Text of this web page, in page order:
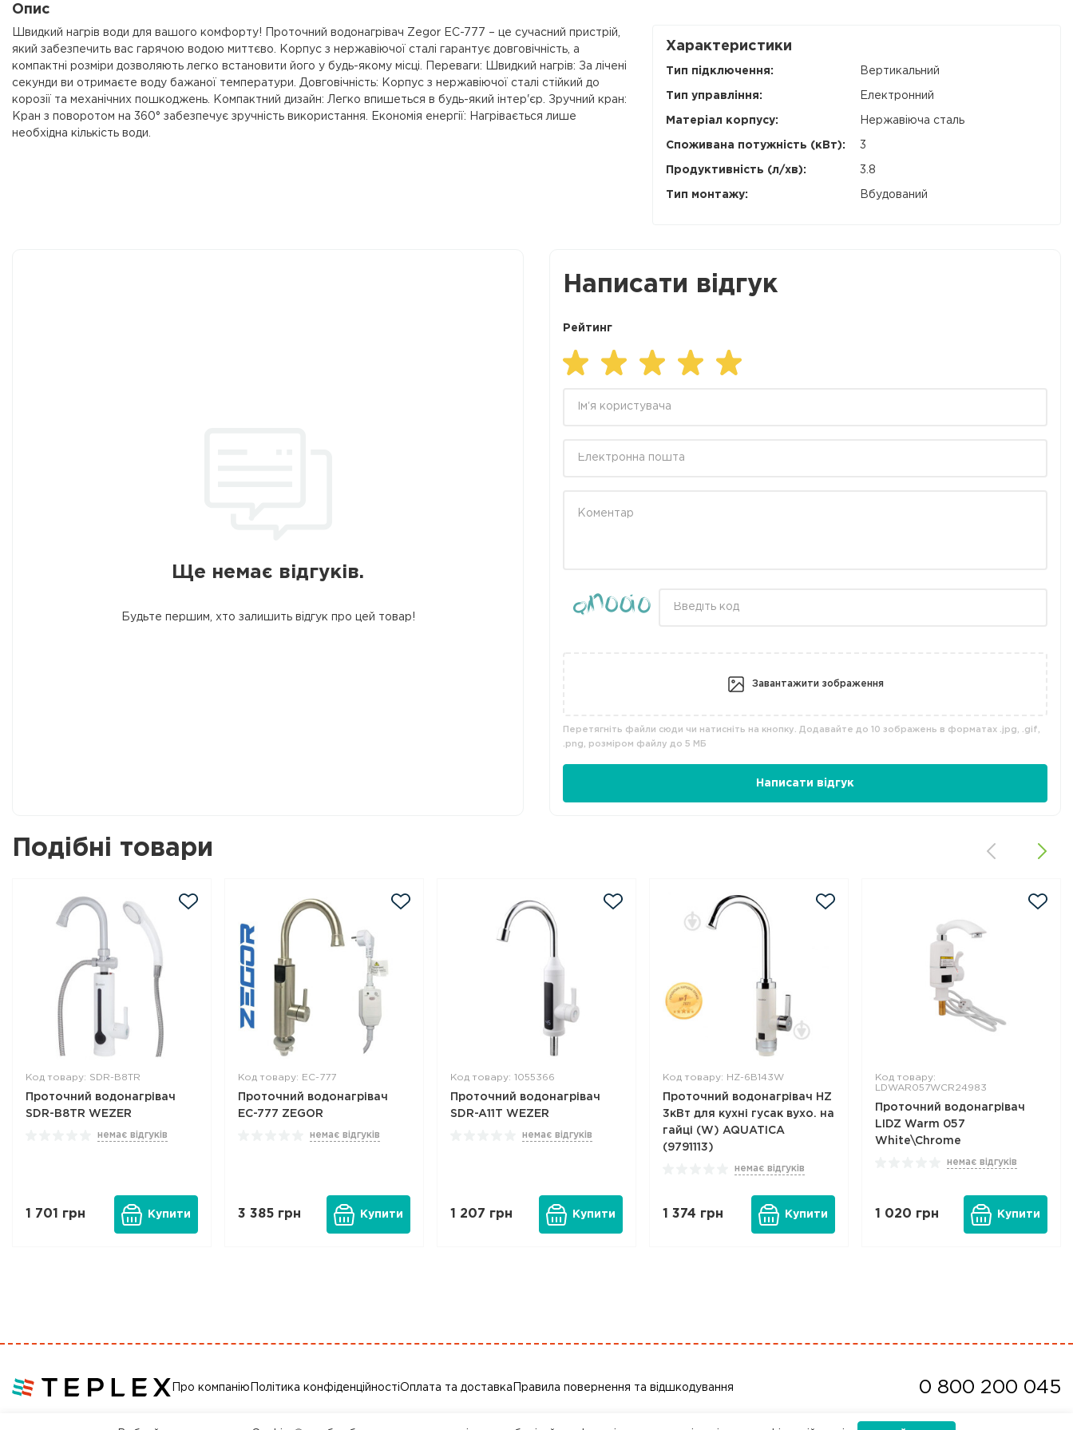
Опис
Швидкий нагрів води для вашого комфорту! Проточний водонагрівач Zegor EC-777 – це сучасний пристрій,
який забезпечить вас гарячою водою миттєво. Корпус з нержавіючої сталі гарантує довговічність, а
компактні розміри дозволяють легко встановити його у будь-якому місці. Переваги: Швидкий нагрів: За лічені
секунди ви отримаєте воду бажаної температури. Довговічність: Корпус з нержавіючої сталі стійкий до
корозії та механічних пошкоджень. Компактний дизайн: Легко впишеться в будь-який інтер'єр. Зручний кран:
Кран з поворотом на 360° забезпечує зручність використання. Економія енергії: Нагрівається лише
необхідна кількість води.
Характеристики
Тип підключення: Вертикальний
Тип управління: Електронний
Матеріал корпусу: Нержавіюча сталь
Споживана потужність (кВт): 3
Продуктивність (л/хв): 3.8
Тип монтажу: Вбудований
Ще немає відгуків.
Будьте першим, хто залишить відгук про цей товар!
Написати відгук
Рейтинг
Завантажити зображення
Перетягніть файли сюди чи натисніть на кнопку. Додавайте до 10 зображень в форматах .jpg, .gif,
.png, розміром файлу до 5 МБ
Написати відгук
Подібні товари
Код товару: SDR-B8TR
Проточний водонагрівач
SDR-B8TR WEZER
немає відгуків
1 701 грн Купити
Код товару: EC-777
Проточний водонагрівач
EC-777 ZEGOR
немає відгуків
3 385 грн Купити
Код товару: 1055366
Проточний водонагрівач
SDR-A11T WEZER
немає відгуків
1 207 грн Купити
Код товару: HZ-6B143W
Проточний водонагрівач HZ
3кВт для кухні гусак вухо. на
гайці (W) AQUATICA
(9791113)
немає відгуків
1 374 грн Купити
Код товару:
LDWAR057WCR24983
Проточний водонагрівач
LIDZ Warm 057
White\Chrome
немає відгуків
1 020 грн Купити
Про компанію Політика конфіденційностіОплата та доставка Правила повернення та відшкодування 0 800 200 045